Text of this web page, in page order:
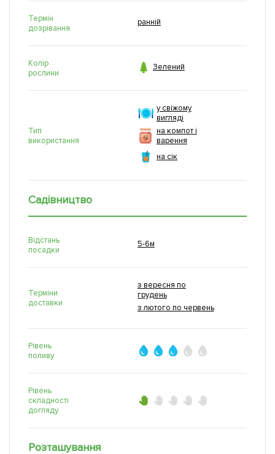
Термін
дозрівання
ранній
Колір
рослини
 Зелений
Тип
використання
у свіжому
вигляді
на компот і
варення
на сік
Садівництво
Відстань
посадки
5-6м
Терміни
доставки
з вересня по
грудень
з лютого по червень
Рівень
поливу
Рівень
складності
догляду
Розташування